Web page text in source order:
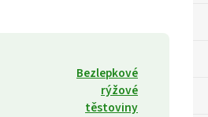
Bezlepkové
rýžové
těstoviny